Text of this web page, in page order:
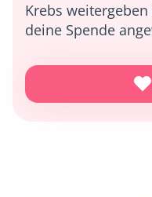
Krebs
deine Spende